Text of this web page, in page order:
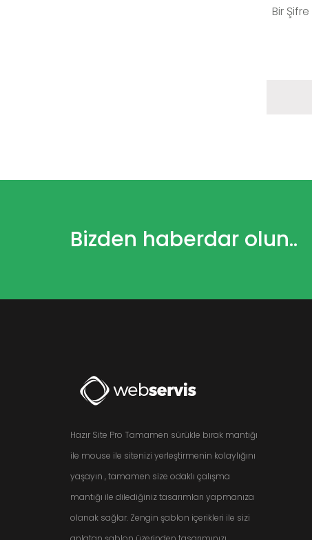
Bir
Bizden haberdar olun..
Hazır Site Pro Tamamen sürükle bırak mantığı
ile mouse ile sitenizi yerleştirmenin kolaylığını
yaşayın , tamamen size odaklı çalışma
mantığı ile dilediğiniz tasarımları yapmanıza
olanak sağlar. Zengin şablon içerikleri ile sizi